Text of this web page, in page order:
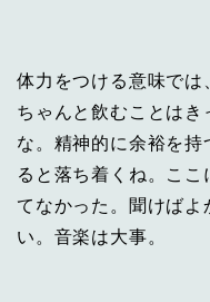
体力をつける意味では
ちゃんと飲むことはき
な。精神的に余裕を
ると落ち着くね。こ
てなかった。聞けばよ
い。音楽は大事。